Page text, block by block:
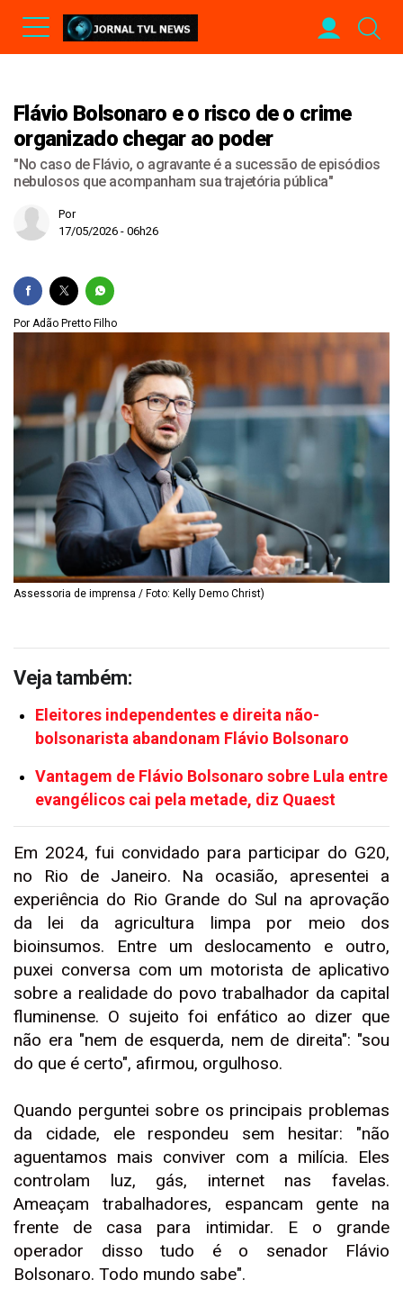
Flávio Bolsonaro e o risco de o crime
organizado chegar ao poder
"No caso de Flávio, o agravante é a sucessão de episódios
nebulosos que acompanham sua trajetória pública"
Por
17/05/2026 - 06h26
Por Adão Pretto Filho
Assessoria de imprensa / Foto: Kelly Demo Christ)
Veja também:
Eleitores independentes e direita não-
bolsonarista abandonam Flávio Bolsonaro
Vantagem de Flávio Bolsonaro sobre Lula entre
evangélicos cai pela metade, diz Quaest
Em 2024, fui convidado para participar do G20,
no Rio de Janeiro. Na ocasião, apresentei a
experiência do Rio Grande do Sul na aprovação
da lei da agricultura limpa por meio dos
bioinsumos. Entre um deslocamento e outro,
puxei conversa com um motorista de aplicativo
sobre a realidade do povo trabalhador da capital
fluminense. O sujeito foi enfático ao dizer que
não era "nem de esquerda, nem de direita": "sou
do que é certo", afirmou, orgulhoso.
Quando perguntei sobre os principais problemas
da cidade, ele respondeu sem hesitar: "não
aguentamos mais conviver com a milícia. Eles
controlam luz, gás, internet nas favelas.
Ameaçam trabalhadores, espancam gente na
frente de casa para intimidar. E o grande
operador disso tudo é o senador Flávio
Bolsonaro. Todo mundo sabe".